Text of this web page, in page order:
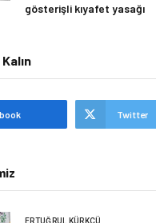
gösterişli kıyafet yasağı
Twitter
ERTUĞRUL KÜRKÇÜ